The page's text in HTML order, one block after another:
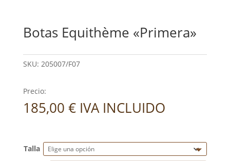
Botas Equithème «Primera»
SKU: 205007/F07
Precio:
185,00 € IVA INCLUIDO
Talla